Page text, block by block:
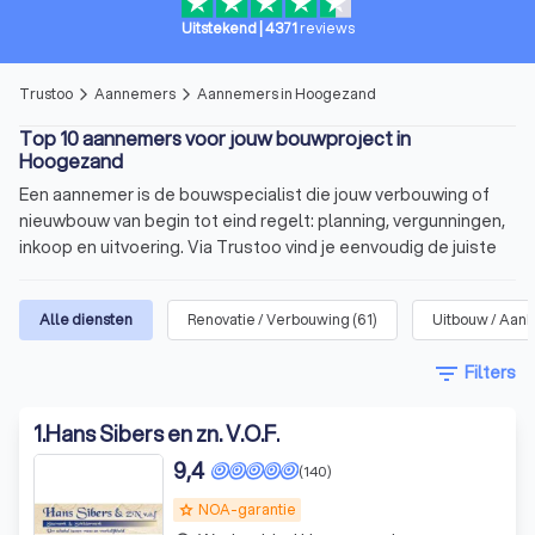
Uitstekend| 4371 reviews
Trustoo arrow_forward_ios Aannemers arrow_forward_ios Aannemers in Hoogezand
Top 10 aannemers voor jouw bouwproject in
Hoogezand
Een aannemer is de bouwspecialist die jouw verbouwing of
nieuwbouw van begin tot eind regelt: planning, vergunningen,
inkoop en uitvoering. Via Trustoo vind je eenvoudig de juiste
Hoogezand, lees 1000+ recensies en vraag met één klik
meerdere offertes aan.
Voor allerlei soortenbouwprojecten
uitbreiding of nieuwbouw.
De aannemer overziet hetbouwproces
uitvoeringen heeftcontact met
Alle diensten Renovatie / Verbouwing (61) Uitbouw /
filter_list Filters
1.Hans Sibers en zn. V.O.F.
grade NOA-garantie
(140)
9,4